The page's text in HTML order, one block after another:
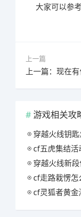
大家可以参
上一篇
游戏相关攻
穿越火线钥匙怎
cf五虎集结活动
穿越火线新段位
cf走路栽愣怎
cf灵狐者黄金海岸能